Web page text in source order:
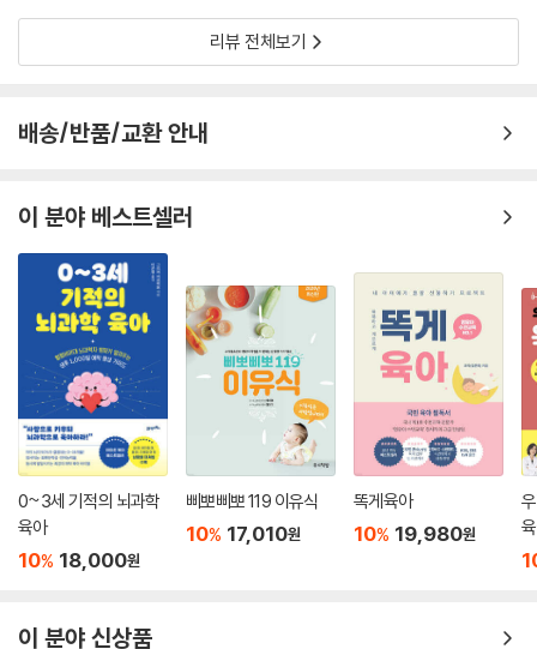
한 레몬’, 특정 냄새에 민감하게 반응하는 아이의 후각을 조절하는 ‘향기로
운 쌀통’, 언제나 큰 소리로 말하는 아이의 청각을 진정시키는 ‘뮤직박스 찾
기’, 배변 훈련이 힘든 아이의 내수용 감각을 자극하는 ‘반짝이 병’ 등 손쉽
민인 스마트폰에 중독된 아이의 실행 기능을 훈련하는 ‘바닥은 용암 지대’,
‘달걀판 색깔 맞추기’, ‘수세미 도장’과 같은 간단한 놀이법(11장)도 알려준
‘육아는 템빨’이라는 말이 있다. 그런데 저자의 오랜 연구에 따르면, 유아
시절 점퍼루로 걷기를 배운 아이와 매트 위를 엉금엉금 기어 다니며 여러
감각(촉각, 후각, 전정 감각, 내수용 감각)을 활용해 걷기를 배운 아이는,
두뇌, 신체, 정서 발달에서 매우 큰 차이가 있었다. 가정용 놀이기구나 자동
장난감이 아이의 다양한 감각들을 오히려 무디게 만들 수 있다는 것이다.
이것이 바로 저자가 ‘8감 발달 놀이’의 중요성에 관해 열변을 토하는 이유
이며, 동시에 우리 부모들이 그동안 몰라서 놓치고 있었던 감각들에 주목
해야 할 이유다.
리뷰 전체보기
배송/반품/교환 안내
이 분야 베스트셀러
0~3세 기적의 뇌과학
육아
10% 18,000원
삐뽀삐뽀 119 이유식
10% 17,010원
똑게육아
10% 19,980원
이 분야 신상품